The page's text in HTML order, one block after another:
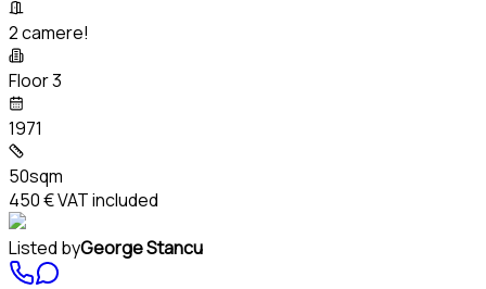
2 camere!
Floor 3
1971
50sqm
450 €VAT included
Listed byGeorge Stancu